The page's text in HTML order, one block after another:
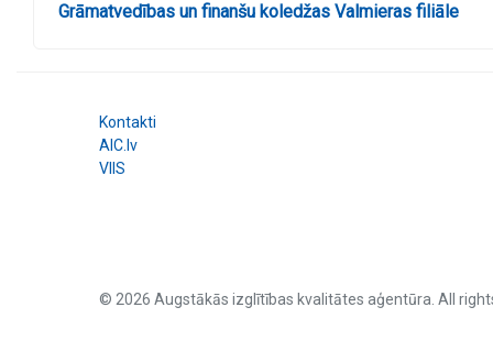
Grāmatvedības un finanšu koledžas Valmieras filiāle
Kontakti
AIC.lv
VIIS
© 2026 Augstākās izglītības kvalitātes aģentūra. All